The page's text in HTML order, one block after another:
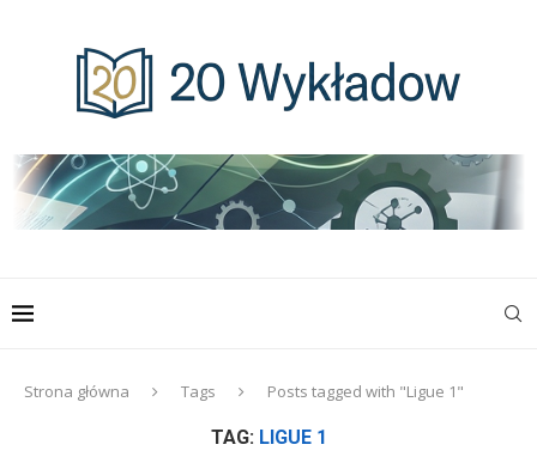
Strona główna Tags Posts tagged with "Ligue 1"
TAG: LIGUE 1